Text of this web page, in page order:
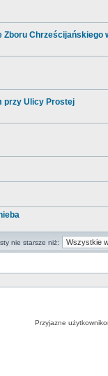
Zboru Chrześcijańskiego
przy Ulicy Prostej
nie starsze niż:
Przyjazne